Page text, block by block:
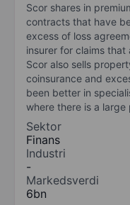
Scor shares in
contracts that have
excess of loss
insurer for claims
Scor also sells
coinsurance and
been better in
where there is a large
Sektor
Finans
Industri
-
Markedsverdi
6bn